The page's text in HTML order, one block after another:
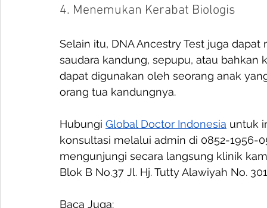
4. Menemukan Kerabat Biologis
Selain itu, DNA Ancestry Test juga
saudara kandung, sepupu, atau bahkan
dapat digunakan oleh seorang anak
orang tua kandungnya.
Hubungi Global Doctor Indonesia untuk
konsultasi melalui admin di 0852-1956-
mengunjungi secara langsung klinik
Blok B No.37 Jl. Hj. Tutty Alawiyah No.
Baca Juga: